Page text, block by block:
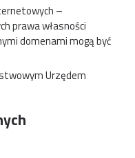
–
prawa własności
domenami mogą być
Urzędem